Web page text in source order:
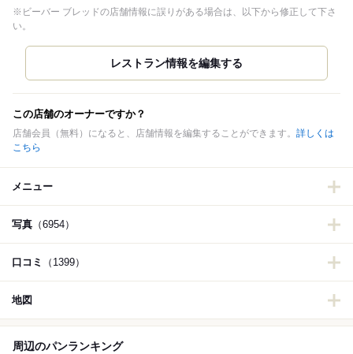
※ビーバー ブレッドの店舗情報に誤りがある場合は、以下から修正して下さ
い。
この店舗のオーナーですか？
店舗会員（無料）になると、店舗情報を編集することができます。 詳しくは
こちら
メニュー
写真 （6954）
口コミ （1399）
地図
周辺のパンランキング